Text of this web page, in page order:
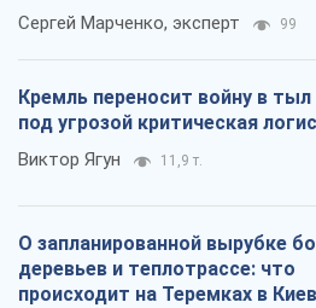
Сергей Марченко, эксперт 99
Кремль переносит войну в
под угрозой критическая
Виктор Ягун 11,9 т.
О запланированной вырубке
деревьев и теплотрассе: что
происходит на Теремках в